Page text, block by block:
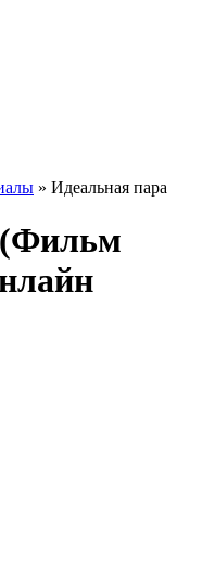
» Идеальная пара
(Фильм